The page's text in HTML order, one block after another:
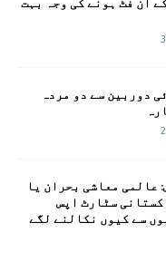
دوربین سے دو مردہ
عالمی معاشی بحران یا
سٹارٹ اپس
سے کیوں نکالنے لگے